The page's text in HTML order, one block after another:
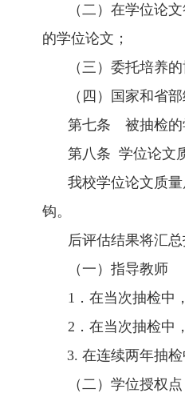
（二）在学位论
的学位论文；
（三）委托培养
（四）国家和省
第七条 被抽检的
第八条 学位论文
我校学位论文质
钩。
后评估结果将汇
（一）指导教师
1．在当次抽检中
2．在当次抽检中
3. 在连续两年抽
（二）学位授权点